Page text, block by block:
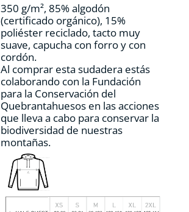
página
de
producto
350 g/m², 85% algodón
(certificado orgánico), 15%
poliéster reciclado, tacto muy
suave, capucha con forro y con
cordón.
Al comprar esta sudadera estás
colaborando con la Fundación
para la Conservación del
Quebrantahuesos en las acciones
que lleva a cabo para conservar la
biodiversidad de nuestras
montañas.